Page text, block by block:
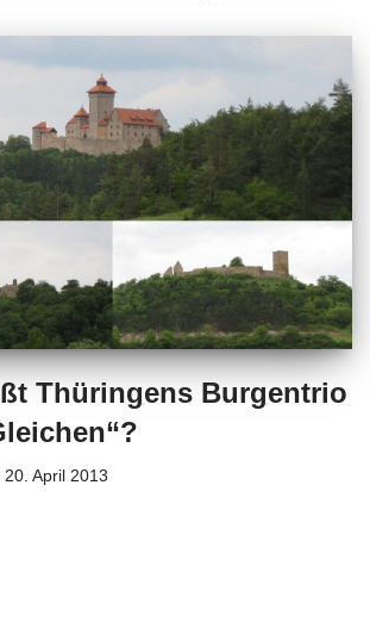
Thüringens Burgentrio
20. April 2013